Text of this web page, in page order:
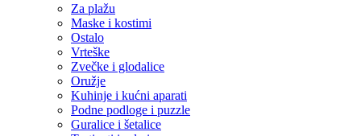
Za plažu
Maske i kostimi
Ostalo
Vrteške
Zvečke i glodalice
Oružje
Kuhinje i kućni aparati
Podne podloge i puzzle
Guralice i šetalice